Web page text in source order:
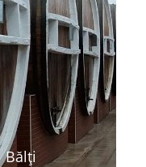
Bălți